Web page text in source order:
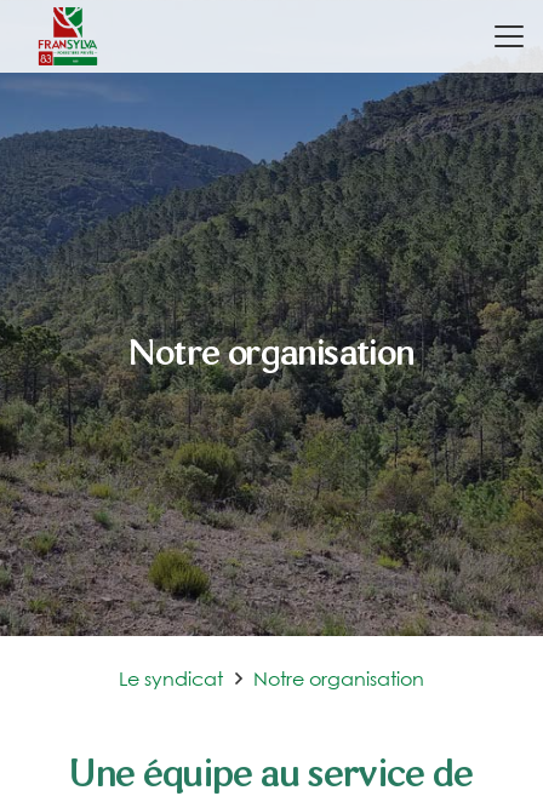
Notre organisation
Le syndicat Notre organisation
Une équipe au service de